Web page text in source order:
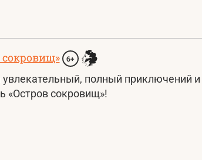
6+
полный приключений
«Остров сокровищ»!